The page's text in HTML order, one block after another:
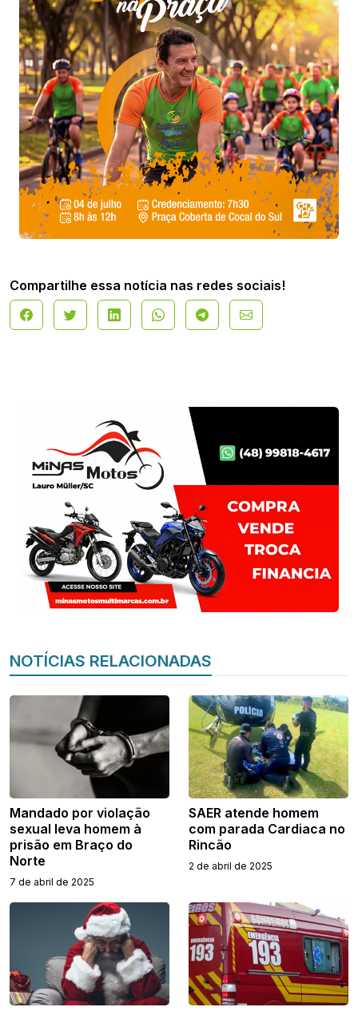
Compartilhe essa notícia nas redes sociais!
NOTÍCIAS RELACIONADAS
Mandado por violação
sexual leva homem à
prisão em Braço do
Norte
7 de abril de 2025
SAER atende homem
com parada Cardiaca no
Rincão
2 de abril de 2025